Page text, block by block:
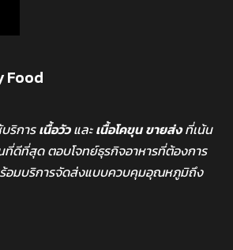
Food
ริการเนื้อวัวและเนื้อโคขุน ขายส่งที่เน้น
ดีที่สุด ตอบโจทย์ธุรกิจอาหารที่ต้องการ
มบริการจัดส่งแบบควบคุมอุณหภูมิถึง